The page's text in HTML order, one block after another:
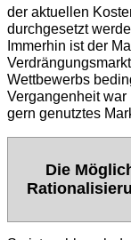
der aktuellen
durchgesetzt
Immerhin ist der
Wettbewerbs
Vergangenheit
gern genutztes
Die